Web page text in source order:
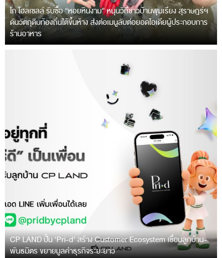
โก โฮลเซลล์ รับซื้อ “หอยหินงาม” หนุนวิถีชาวบ้านพุมเรียง สุราษฎร์ฯ
ดันวัตถุดิบท้องถิ่นใต้ขึ้นห้าง ส่งต่อเมนูลับต่อยอดไอเดียผู้ประกอบการ
ร้านอาหาร
CP LAND ปั้น ‘Pri-d’ สร้าง Customer Ecosystem เชื่อมลูกบ้าน-
พันธมิตร ขยายมูลค่าธุรกิจระยะยาว